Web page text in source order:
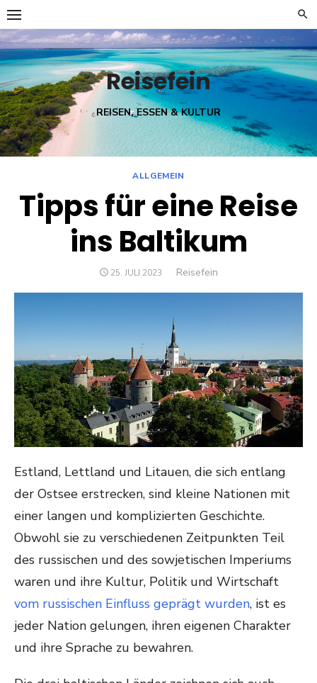
Skip
to
content
Reisefein
REISEN, ESSEN & KULTUR
ALLGEMEIN
Tipps für eine Reise
ins Baltikum
POSTED
25. JULI 2023 Author
Reisefein
Estland, Lettland und Litauen, die sich entlang
der Ostsee erstrecken, sind kleine Nationen mit
einer langen und komplizierten Geschichte.
Obwohl sie zu verschiedenen Zeitpunkten Teil
des russischen und des sowjetischen Imperiums
waren und ihre Kultur, Politik und Wirtschaft
vom russischen Einfluss geprägt wurden, ist es
jeder Nation gelungen, ihren eigenen Charakter
und ihre Sprache zu bewahren.